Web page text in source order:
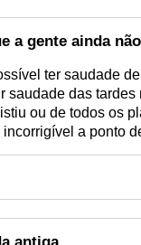
a gente ainda
ter saudade
saudade das
ou de todos os
incorrigível a ponto